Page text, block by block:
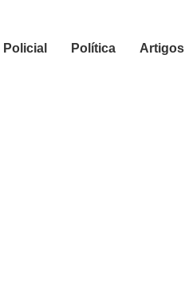
Policial Política Artigos